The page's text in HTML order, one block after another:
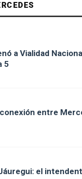
a Vialidad
5
entre
el